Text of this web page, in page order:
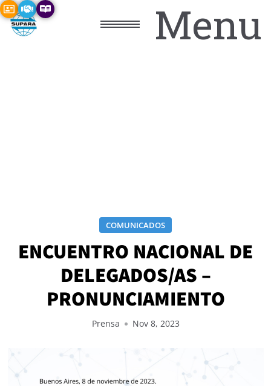
Menu
COMUNICADOS
ENCUENTRO NACIONAL DE
DELEGADOS/AS –
PRONUNCIAMIENTO
Prensa Nov 8, 2023